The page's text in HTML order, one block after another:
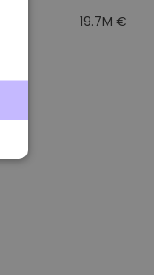
19.7M €